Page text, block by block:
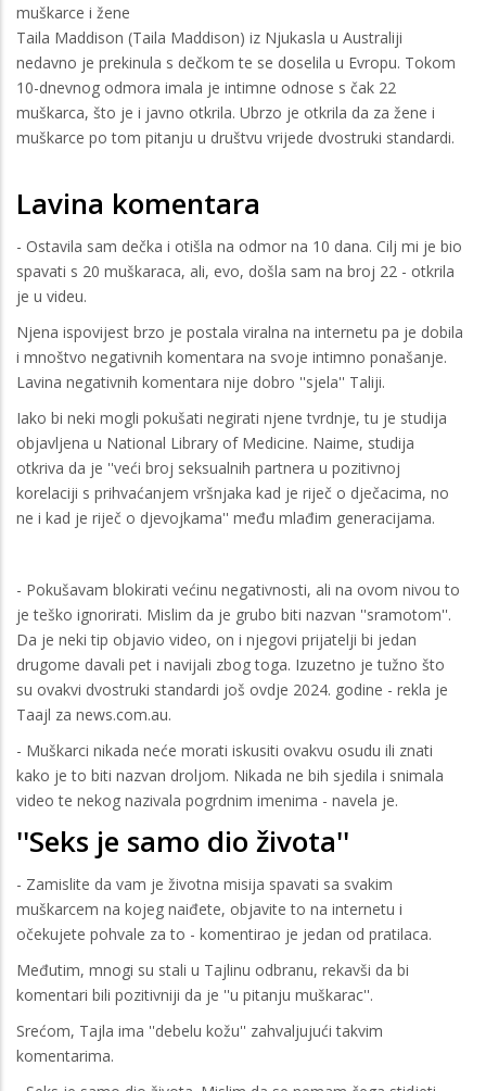
muškarce i žene
Taila Maddison (Taila Maddison) iz Njukasla u Australiji
nedavno je prekinula s dečkom te se doselila u Evropu. Tokom
10-dnevnog odmora imala je intimne odnose s čak 22
muškarca, što je i javno otkrila. Ubrzo je otkrila da za žene i
muškarce po tom pitanju u društvu vrijede dvostruki standardi.
Lavina komentara
- Ostavila sam dečka i otišla na odmor na 10 dana. Cilj mi je bio
spavati s 20 muškaraca, ali, evo, došla sam na broj 22 - otkrila
je u videu.
Njena ispovijest brzo je postala viralna na internetu pa je dobila
i mnoštvo negativnih komentara na svoje intimno ponašanje.
Lavina negativnih komentara nije dobro ''sjela'' Taliji.
Iako bi neki mogli pokušati negirati njene tvrdnje, tu je studija
objavljena u National Library of Medicine. Naime, studija
otkriva da je ''veći broj seksualnih partnera u pozitivnoj
korelaciji s prihvaćanjem vršnjaka kad je riječ o dječacima, no
ne i kad je riječ o djevojkama'' među mlađim generacijama.
- Pokušavam blokirati većinu negativnosti, ali na ovom nivou to
je teško ignorirati. Mislim da je grubo biti nazvan ''sramotom''.
Da je neki tip objavio video, on i njegovi prijatelji bi jedan
drugome davali pet i navijali zbog toga. Izuzetno je tužno što
su ovakvi dvostruki standardi još ovdje 2024. godine - rekla je
Taajl za news.com.au.
- Muškarci nikada neće morati iskusiti ovakvu osudu ili znati
kako je to biti nazvan droljom. Nikada ne bih sjedila i snimala
video te nekog nazivala pogrdnim imenima - navela je.
''Seks je samo dio života''
- Zamislite da vam je životna misija spavati sa svakim
muškarcem na kojeg naiđete, objavite to na internetu i
očekujete pohvale za to - komentirao je jedan od pratilaca.
Međutim, mnogi su stali u Tajlinu odbranu, rekavši da bi
komentari bili pozitivniji da je ''u pitanju muškarac''.
Srećom, Tajla ima ''debelu kožu'' zahvaljujući takvim
komentarima.